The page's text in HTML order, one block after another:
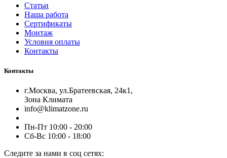
Статьи
Наша работа
Сертификаты
Монтаж
Условия оплаты
Контакты
Контакты
г.Москва, ул.Братеевская, 24к1,
Зона Климата
info@klimatzone.ru
Пн-Пт 10:00 - 20:00
Сб-Вс 10:00 - 18:00
Следите за нами в соц сетях: